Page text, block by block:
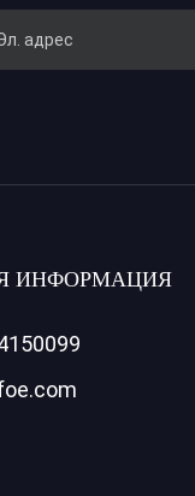
ИНФОРМАЦИЯ